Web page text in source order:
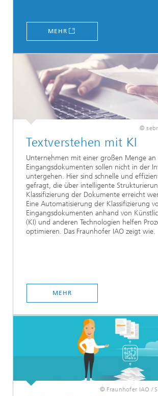
MEHR
©
Textverstehen mit KI
Unternehmen mit einer großen Menge an
Eingangsdokumenten sollen nicht in der
untergehen. Hier sind schnelle und
gefragt, die über intelligente
Klassifizierung der Dokumente erreicht
Eine Automatisierung der Klassifizierung
Eingangsdokumenten anhand von
(KI) und anderen Technologien helfen
optimieren. Das Fraunhofer IAO zeigt wie.
MEHR
© Fraunhofer IAO /